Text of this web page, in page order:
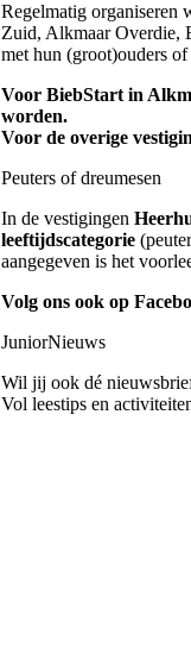
Regelmatig
Zuid, Alkmaar Overdie,
met hun (groot)ouders
Voor BiebStart in
worden.
Voor de overige
Peuters of dreumesen
In de vestigingen
leeftijdscategorie
aangegeven is het
Volg ons ook op
JuniorNieuws
Wil jij ook dé
Vol leestips en